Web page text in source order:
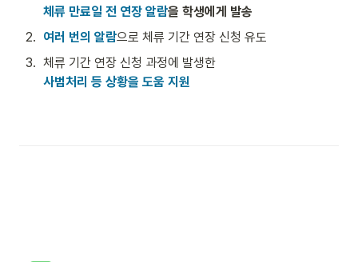
체류 만료일 전 연장 알람을 학생에게 발송
2. 여러 번의 알람으로 체류 기간 연장 신청 유도
3.
사범처리 등 상황을 도움 지원